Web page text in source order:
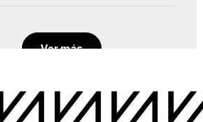
Ver más